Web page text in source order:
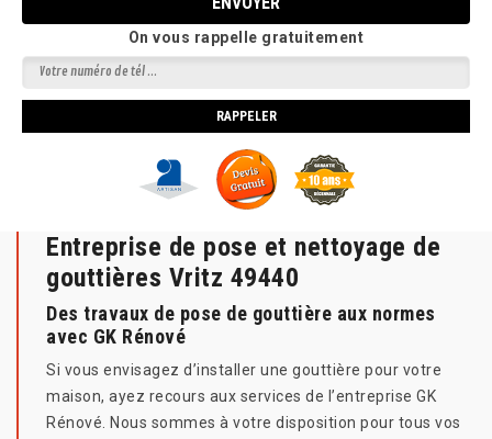
On vous rappelle gratuitement
Entreprise de pose et nettoyage de
gouttières Vritz 49440
Des travaux de pose de gouttière aux normes
avec GK Rénové
Si vous envisagez d’installer une gouttière pour votre
maison, ayez recours aux services de l’entreprise GK
Rénové. Nous sommes à votre disposition pour tous vos